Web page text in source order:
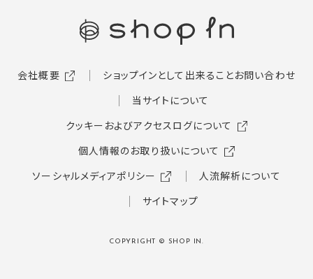
会社概要 ショップインとして出来ることお問い合わせ
当サイトについて
クッキーおよびアクセスログについて
個人情報のお取り扱いについて
ソーシャルメディアポリシー
人流解析について
サイトマップ
COPYRIGHT © SHOP IN.